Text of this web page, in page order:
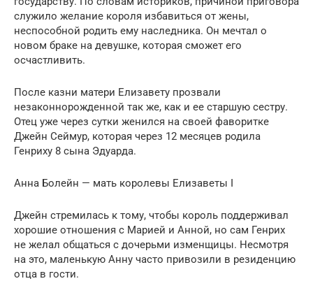
служило желание короля избавиться от жены,
неспособной родить ему наследника. Он мечтал о
новом браке на девушке, которая сможет его
осчастливить.
После казни матери Елизавету прозвали
незаконнорожденной так же, как и ее старшую сестру.
Отец уже через сутки женился на своей фаворитке
Джейн Сеймур, которая через 12 месяцев родила
Генриху 8 сына Эдуарда.
Анна Болейн — мать королевы Елизаветы I
Джейн стремилась к тому, чтобы король поддерживал
хорошие отношения с Марией и Анной, но сам Генрих
не желал общаться с дочерьми изменщицы. Несмотря
на это, маленькую Анну часто привозили в резиденцию
отца в гости.